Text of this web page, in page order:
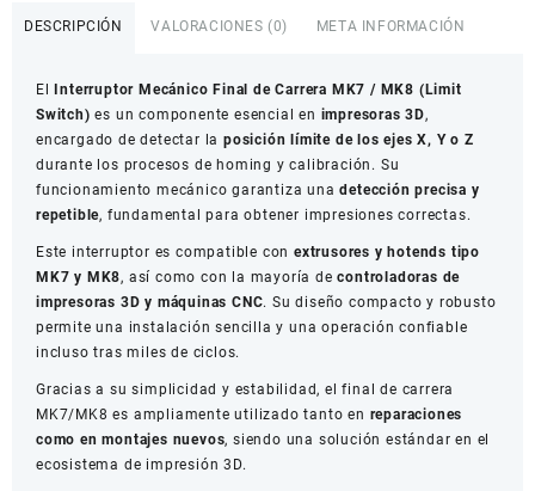
MK8
(Limit
Switch)
–
Impresoras
DESCRIPCIÓN VALORACIONES (0) META INFORMACIÓN
ElInterruptor Mecánico Final de Carrera MK7 / MK8 (Limit
Switch) es un componente esencial en impresoras 3D,
encargado de detectar laposición límite de los ejes X, Y o Z
durante los procesos de homing y calibración. Su
funcionamiento mecánico garantiza unadetección precisa y
repetible, fundamental para obtener impresiones correctas.
Este interruptor es compatible con extrusores y hotends tipo
MK7 y MK8, así como con la mayoría decontroladoras de
impresoras 3D y máquinas CNC. Su diseño compacto y robusto
permite una instalación sencilla y una operación confiable
incluso tras miles de ciclos.
Gracias a su simplicidad y estabilidad, el final de carrera
MK7/MK8 es ampliamente utilizado tanto en reparaciones
como en montajes nuevos, siendo una solución estándar en el
ecosistema de impresión 3D.